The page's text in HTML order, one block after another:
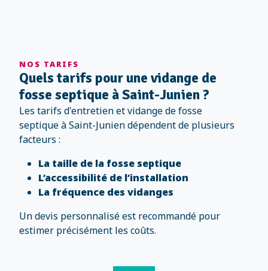
NOS TARIFS
Quels tarifs pour une vidange de
fosse septique à Saint-Junien ?
Les tarifs d'entretien et vidange de fosse
septique à Saint-Junien dépendent de plusieurs
facteurs :
La taille de la fosse septique
L’accessibilité de l’installation
La fréquence des vidanges
Un devis personnalisé est recommandé pour
estimer précisément les coûts.